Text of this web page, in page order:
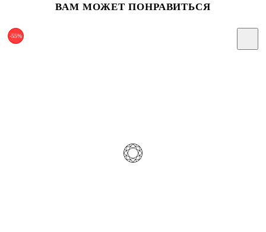
ВАМ МОЖЕТ ПОНРАВИТЬСЯ
-55%